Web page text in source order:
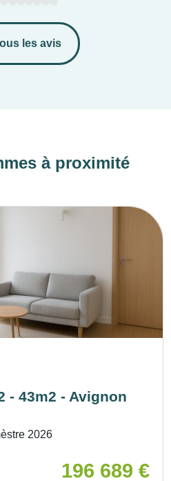
les avis
à proximité
- 43m2 - Avignon
2026
196 689 €